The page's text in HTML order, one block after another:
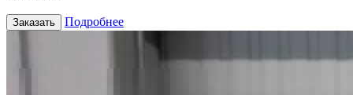
Заказать Подробнее